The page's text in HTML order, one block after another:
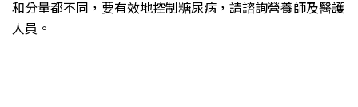
和分量都不同，要有效地控制糖尿病，請諮詢營養師及醫護
人員。